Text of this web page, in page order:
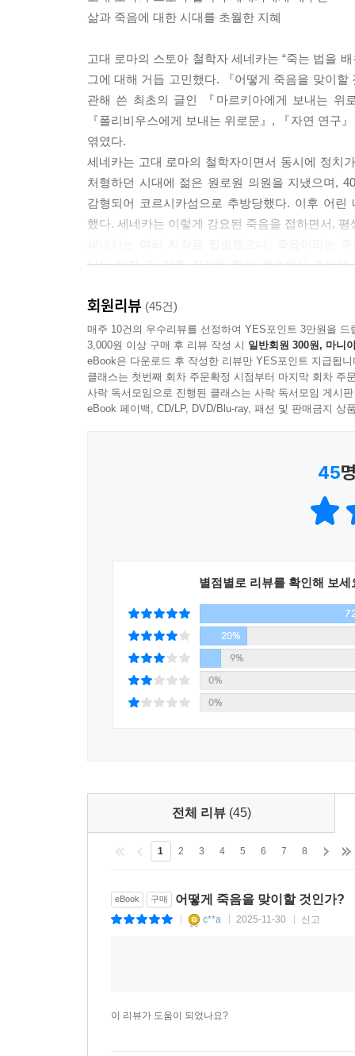
삶과 죽음에 대한 시대를 초월한 지혜
고대 로마의 스토아 철학자 세네카는 “죽는 법을
그에 대해 거듭 고민했다. 『어떻게 죽음을 맞이
관해 쓴 최초의 글인 『마르키아에게 보내는
『폴리비우스에게 보내는 위로문』, 『자연 연구
엮였다.
세네카는 고대 로마의 철학자이면서 동시에 정치
처형하던 시대에 젊은 원로원 의원을 지냈으며,
감형되어 코르시카섬으로 추방당했다. 이후 어
했다. 세네카는 이렇게 강요된 죽음을 접하면서,
나눈 편지 및 각종 저작을 통해 계속해서 죽음
대해서도 자주 생각할 수밖에 없었다.
-- 나는 마지막 순간에도 떨지 않을 것이다. 나는
죽기를 거부하는 사람을 칭찬하거나 따라 하지
테지만 그럼에도 나의 떠남을 받아들인다. 내쫓
현자는 모든 일을 본의 아니게 하지 않는다. 그는
평균수명 120세 시대를 앞둔 현대인이 반드시 알
평균수명 100세 시대를 넘어, 이제는 120세까
어렵지 않고 비용도 비교적 저렴하지만, OECD
『어떻게 죽음을 맞이할 것인가』에서는 죽음에
살펴볼 수 있다. 세네카는 『인생의 짧음에 대하
일평생 잘 죽는 방법도 배워야 한다.” 세네카는
믿었다. 수명이 짧든 길든 간에 인간은 반드시 죽
본질적인 요소라는 것이다. 그는 삶을 제대로 살
세네카는 고통이나 예속, 또는 억압으로부터
박탈당하거나 건강이 위태롭다면 죽음이 삶보
원조 자살이나 자발적 안락사 등 ‘존엄하게 죽을
가운데서도, 세네카는 가족이나 친구들을 책임져
회원리뷰 (45건)
매주 10건의 우수리뷰를 선정하여 YES포인트 3만원을 드
3,000원 이상 구매 후 리뷰 작성 시 일반회원 300원, 마니
eBook은 다운로드 후 작성한 리뷰만 YES포인트 지급됩니
클래스는 첫번째 회차 주문확정 시점부터 마지막 회차 주
사락 독서모임으로 진행된 클래스는 사락 독서모임 게시
eBook 페이백, CD/LP, DVD/Blu-ray, 패션 및 판매금지 상
45
별점별로 리뷰를 확인해 보세
20%
9%
0%
0%
전체 리뷰 (45)
1 2 3 4 5 6 7 8
eBook 구매 어떻게 죽음을 맞이할 것인가?
c**a 2025-11-30 신고
이 리뷰가 도움이 되었나요?